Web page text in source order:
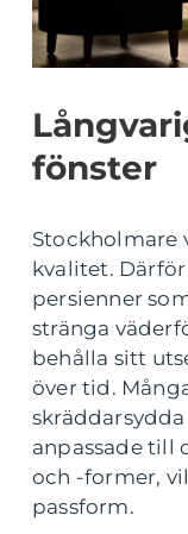
fönster
Stockholmare
kvalitet.
persienner
stränga
behålla sitt
över tid.
anpassade till
och -former,
passform.